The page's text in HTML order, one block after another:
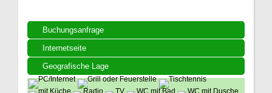
Buchungsanfrage
Internetseite
Geografische Lage